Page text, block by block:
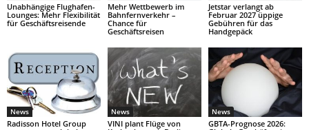
Unabhängige Flughafen-
Lounges: Mehr Flexibilität
für Geschäftsreisende
Mehr Wettbewerb im
Bahnfernverkehr –
Chance für
Geschäftsreisen
Jetstar verlangt ab
Februar 2027 üppige
Gebühren für das
Handgepäck
News
Radisson Hotel Group
News
VINI plant Flüge von
News
GBTA-Prognose 2026: